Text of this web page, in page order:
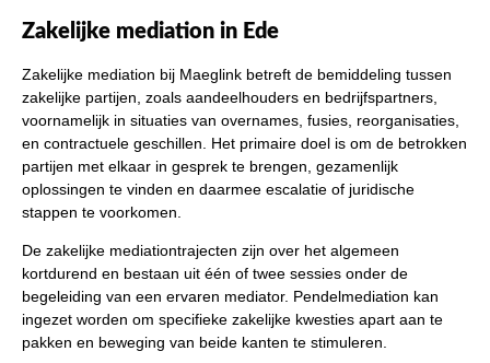
Zakelijke mediation in Ede
Zakelijke mediation bij Maeglink betreft de bemiddeling tussen
zakelijke partijen, zoals aandeelhouders en bedrijfspartners,
voornamelijk in situaties van overnames, fusies, reorganisaties,
en contractuele geschillen. Het primaire doel is om de betrokken
partijen met elkaar in gesprek te brengen, gezamenlijk
oplossingen te vinden en daarmee escalatie of juridische
stappen te voorkomen.
De zakelijke mediationtrajecten zijn over het algemeen
kortdurend en bestaan uit één of twee sessies onder de
begeleiding van een ervaren mediator. Pendelmediation kan
ingezet worden om specifieke zakelijke kwesties apart aan te
pakken en beweging van beide kanten te stimuleren.